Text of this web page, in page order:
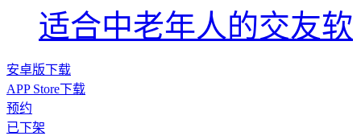
适合中老年人的交友软
安卓版下载
APP Store下载
预约
已下架